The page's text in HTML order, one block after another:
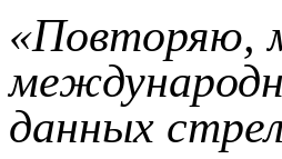
«Повторяю,
данных